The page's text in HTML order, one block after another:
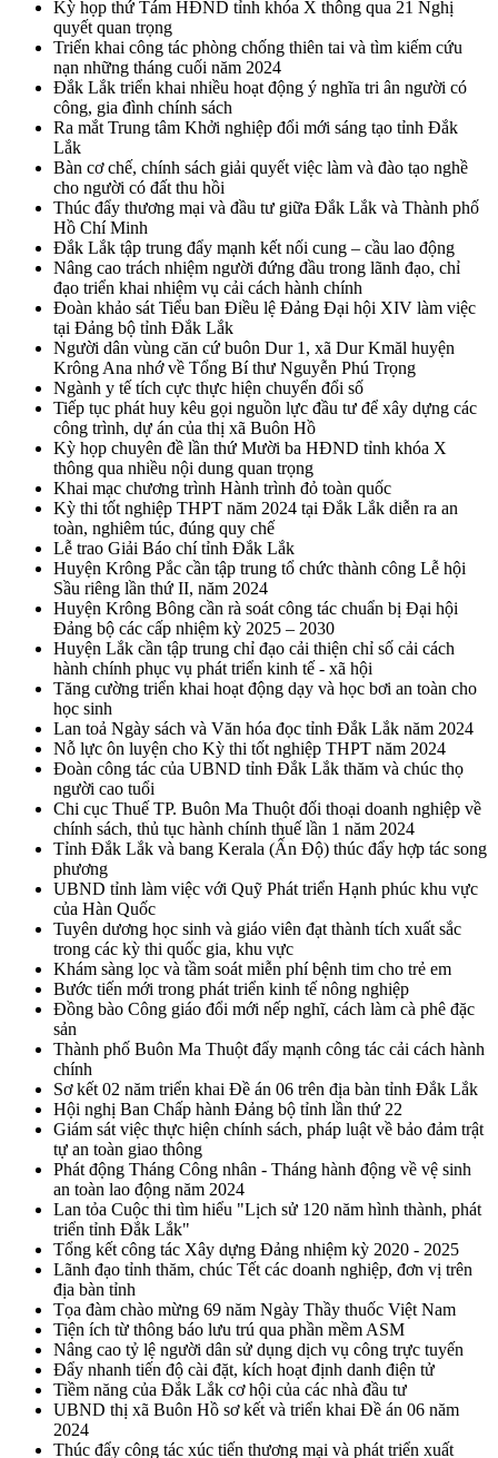
Kỳ họp thứ Tám HĐND tỉnh khóa X thông qua 21 Nghị
quyết quan trọng
Triển khai công tác phòng chống thiên tai và tìm kiếm cứu
nạn những tháng cuối năm 2024
Đắk Lắk triển khai nhiều hoạt động ý nghĩa tri ân người có
công, gia đình chính sách
Ra mắt Trung tâm Khởi nghiệp đổi mới sáng tạo tỉnh Đắk
Lắk
Bàn cơ chế, chính sách giải quyết việc làm và đào tạo nghề
cho người có đất thu hồi
Thúc đẩy thương mại và đầu tư giữa Đắk Lắk và Thành phố
Hồ Chí Minh
Đắk Lắk tập trung đẩy mạnh kết nối cung – cầu lao động
Nâng cao trách nhiệm người đứng đầu trong lãnh đạo, chỉ
đạo triển khai nhiệm vụ cải cách hành chính
Đoàn khảo sát Tiểu ban Điều lệ Đảng Đại hội XIV làm việc
tại Đảng bộ tỉnh Đắk Lắk
Người dân vùng căn cứ buôn Dur 1, xã Dur Kmăl huyện
Krông Ana nhớ về Tổng Bí thư Nguyễn Phú Trọng
Ngành y tế tích cực thực hiện chuyển đổi số
Tiếp tục phát huy kêu gọi nguồn lực đầu tư để xây dựng các
công trình, dự án của thị xã Buôn Hồ
Kỳ họp chuyên đề lần thứ Mười ba HĐND tỉnh khóa X
thông qua nhiều nội dung quan trọng
Khai mạc chương trình Hành trình đỏ toàn quốc
Kỳ thi tốt nghiệp THPT năm 2024 tại Đắk Lắk diễn ra an
toàn, nghiêm túc, đúng quy chế
Lễ trao Giải Báo chí tỉnh Đắk Lắk
Huyện Krông Pắc cần tập trung tổ chức thành công Lễ hội
Sầu riêng lần thứ II, năm 2024
Huyện Krông Bông cần rà soát công tác chuẩn bị Đại hội
Đảng bộ các cấp nhiệm kỳ 2025 – 2030
Huyện Lắk cần tập trung chỉ đạo cải thiện chỉ số cải cách
hành chính phục vụ phát triển kinh tế - xã hội
Tăng cường triển khai hoạt động dạy và học bơi an toàn cho
học sinh
Lan toả Ngày sách và Văn hóa đọc tỉnh Đắk Lắk năm 2024
Nỗ lực ôn luyện cho Kỳ thi tốt nghiệp THPT năm 2024
Đoàn công tác của UBND tỉnh Đắk Lắk thăm và chúc thọ
người cao tuổi
Chi cục Thuế TP. Buôn Ma Thuột đối thoại doanh nghiệp về
chính sách, thủ tục hành chính thuế lần 1 năm 2024
Tỉnh Đắk Lắk và bang Kerala (Ấn Độ) thúc đẩy hợp tác song
phương
UBND tỉnh làm việc với Quỹ Phát triển Hạnh phúc khu vực
của Hàn Quốc
Tuyên dương học sinh và giáo viên đạt thành tích xuất sắc
trong các kỳ thi quốc gia, khu vực
Khám sàng lọc và tầm soát miễn phí bệnh tim cho trẻ em
Bước tiến mới trong phát triển kinh tế nông nghiệp
Đồng bào Công giáo đổi mới nếp nghĩ, cách làm cà phê đặc
sản
Thành phố Buôn Ma Thuột đẩy mạnh công tác cải cách hành
chính
Sơ kết 02 năm triển khai Đề án 06 trên địa bàn tỉnh Đắk Lắk
Hội nghị Ban Chấp hành Đảng bộ tỉnh lần thứ 22
Giám sát việc thực hiện chính sách, pháp luật về bảo đảm trật
tự an toàn giao thông
Phát động Tháng Công nhân - Tháng hành động về vệ sinh
an toàn lao động năm 2024
Lan tỏa Cuộc thi tìm hiểu "Lịch sử 120 năm hình thành, phát
triển tỉnh Đắk Lắk"
Tổng kết công tác Xây dựng Đảng nhiệm kỳ 2020 - 2025
Lãnh đạo tỉnh thăm, chúc Tết các doanh nghiệp, đơn vị trên
địa bàn tỉnh
Tọa đàm chào mừng 69 năm Ngày Thầy thuốc Việt Nam
Tiện ích từ thông báo lưu trú qua phần mềm ASM
Nâng cao tỷ lệ người dân sử dụng dịch vụ công trực tuyến
Đẩy nhanh tiến độ cài đặt, kích hoạt định danh điện tử
Tiềm năng của Đắk Lắk cơ hội của các nhà đầu tư
UBND thị xã Buôn Hồ sơ kết và triển khai Đề án 06 năm
2024
Thúc đẩy công tác xúc tiến thương mại và phát triển xuất